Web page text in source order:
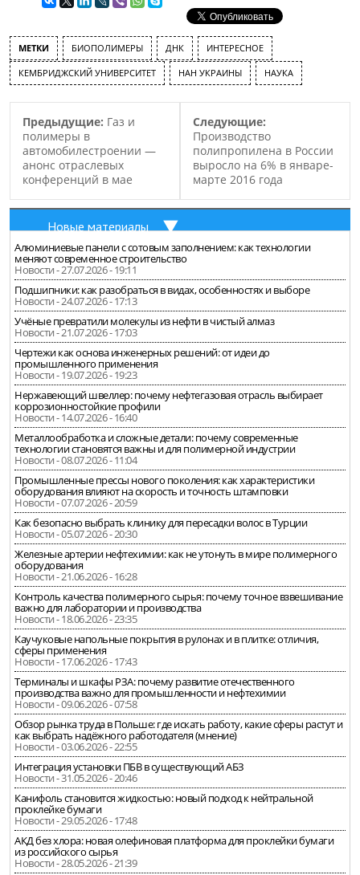
МЕТКИ БИОПОЛИМЕРЫ ДНК ИНТЕРЕСНОЕ
КЕМБРИДЖСКИЙ УНИВЕРСИТЕТ НАН УКРАИНЫ НАУКА
Предыдущие: Газ и
полимеры в
автомобилестроении —
анонс отраслевых
конференций в мае
Следующие:
Производство
полипропилена в России
выросло на 6% в январе-
марте 2016 года
Новые материалы
Алюминиевые панели с сотовым заполнением: как технологии
меняют современное строительство
Новости - 27.07.2026 - 19:11
Подшипники: как разобраться в видах, особенностях и выборе
Новости - 24.07.2026 - 17:13
Учёные превратили молекулы из нефти в чистый алмаз
Новости - 21.07.2026 - 17:03
Чертежи как основа инженерных решений: от идеи до
промышленного применения
Новости - 19.07.2026 - 19:23
Нержавеющий швеллер: почему нефтегазовая отрасль выбирает
коррозионностойкие профили
Новости - 14.07.2026 - 16:40
Металлообработка и сложные детали: почему современные
технологии становятся важны и для полимерной индустрии
Новости - 08.07.2026 - 11:04
Промышленные прессы нового поколения: как характеристики
оборудования влияют на скорость и точность штамповки
Новости - 07.07.2026 - 20:59
Как безопасно выбрать клинику для пересадки волос в Турции
Новости - 05.07.2026 - 20:30
Железные артерии нефтехимии: как не утонуть в мире полимерного
оборудования
Новости - 21.06.2026 - 16:28
Контроль качества полимерного сырья: почему точное взвешивание
важно для лаборатории и производства
Новости - 18.06.2026 - 23:35
Каучуковые напольные покрытия в рулонах и в плитке: отличия,
сферы применения
Новости - 17.06.2026 - 17:43
Терминалы и шкафы РЗА: почему развитие отечественного
производства важно для промышленности и нефтехимии
Новости - 09.06.2026 - 07:58
Обзор рынка труда в Польше: где искать работу, какие сферы растут и
как выбрать надёжного работодателя (мнение)
Новости - 03.06.2026 - 22:55
Интеграция установки ПБВ в существующий АБЗ
Новости - 31.05.2026 - 20:46
Канифоль становится жидкостью: новый подход к нейтральной
проклейке бумаги
Новости - 29.05.2026 - 17:48
АКД без хлора: новая олефиновая платформа для проклейки бумаги
из российского сырья
Новости - 28.05.2026 - 21:39